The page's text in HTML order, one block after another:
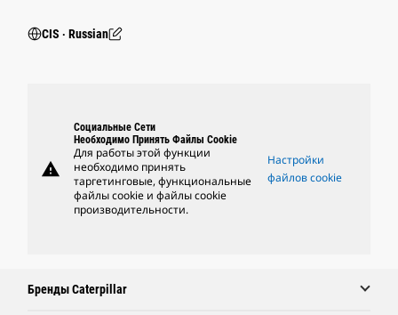
CIS ‧ Russian
warning
Социальные Сети
Необходимо Принять Файлы Cookie
Для работы этой функции
необходимо принять
таргетинговые, функциональные
файлы cookie и файлы cookie
производительности.
Настройки
файлов cookie
Бренды Caterpillar